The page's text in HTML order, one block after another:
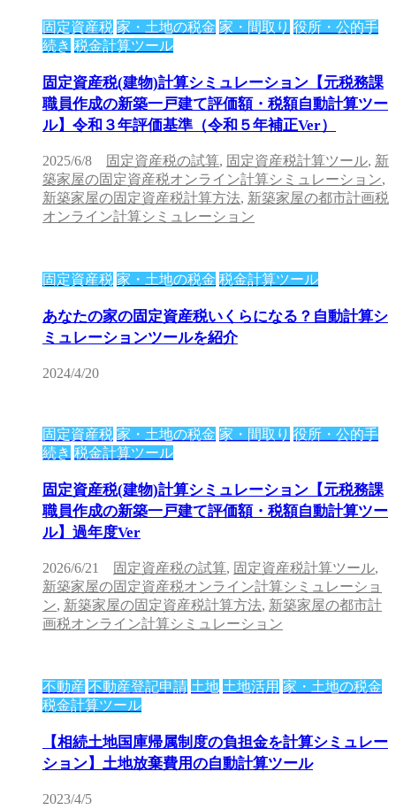
固定資産税 家・土地の税金 家・間取り 役所・公的手
続き 税金計算ツール
固定資産税(建物)計算シミュレーション【元税務課
職員作成の新築一戸建て評価額・税額自動計算ツー
ル】令和３年評価基準（令和５年補正Ver）
2025/6/8 固定資産税の試算, 固定資産税計算ツール, 新
築家屋の固定資産税オンライン計算シミュレーション,
新築家屋の固定資産税計算方法, 新築家屋の都市計画税
オンライン計算シミュレーション
固定資産税 家・土地の税金 税金計算ツール
あなたの家の固定資産税いくらになる？自動計算シ
ミュレーションツールを紹介
2024/4/20
固定資産税 家・土地の税金 家・間取り 役所・公的手
続き 税金計算ツール
固定資産税(建物)計算シミュレーション【元税務課
職員作成の新築一戸建て評価額・税額自動計算ツー
ル】過年度Ver
2026/6/21 固定資産税の試算, 固定資産税計算ツール,
新築家屋の固定資産税オンライン計算シミュレーショ
ン, 新築家屋の固定資産税計算方法, 新築家屋の都市計
画税オンライン計算シミュレーション
不動産 不動産登記申請 土地 土地活用 家・土地の税金
税金計算ツール
【相続土地国庫帰属制度の負担金を計算シミュレー
ション】土地放棄費用の自動計算ツール
2023/4/5